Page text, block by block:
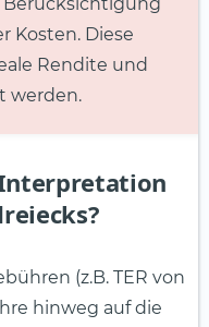
Kosten. Diese
Rendite und
werden.
(z.B. TER von
hinweg auf die